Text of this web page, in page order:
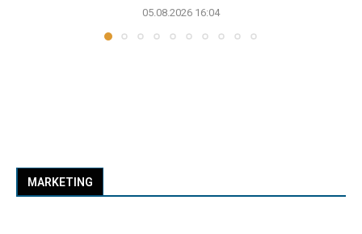
05.08.2026 16:04
MARKETING